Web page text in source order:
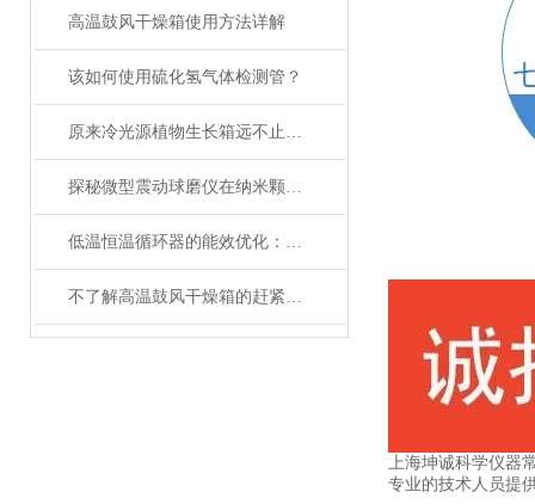
高温鼓风干燥箱使用方法详解
该如何使用硫化氢气体检测管？
原来冷光源植物生长箱远不止那么简单
探秘微型震动球磨仪在纳米颗粒制备中的关键作用
低温恒温循环器的能效优化：如何节约能源消耗
不了解高温鼓风干燥箱的赶紧往这边看了
上海坤诚科学仪器
专业的技术人员提